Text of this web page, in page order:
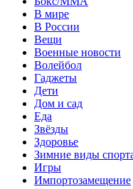
В мире
В России
Вещи
Военные новости
Волейбол
Гаджеты
Дети
Дом и сад
Еда
Звёзды
Здоровье
Зимние виды
Игры
Импортозамещение